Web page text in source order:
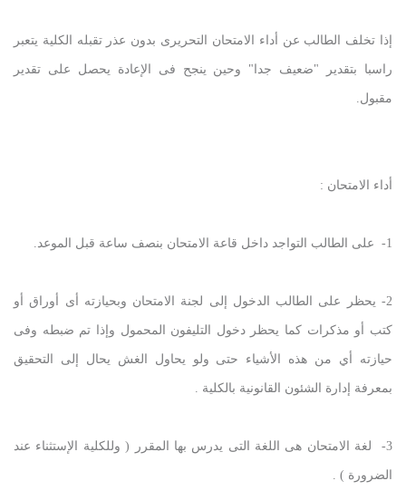
إذا تخلف الطالب عن أداء الامتحان التحريرى بدون عذر تقبله الكلية يتعبر
راسبا بتقدير "ضعيف جدا" وحين ينجح فى الإعادة يحصل على تقدير
مقبول.
أداء الامتحان :
1- على الطالب التواجد داخل قاعة الامتحان بنصف ساعة قبل الموعد.
2- يحظر على الطالب الدخول إلى لجنة الامتحان وبحيازته أى أوراق أو
كتب أو مذكرات كما يحظر دخول التليفون المحمول وإذا تم ضبطه وفى
حيازته أي من هذه الأشياء حتى ولو يحاول الغش يحال إلى التحقيق
بمعرفة إدارة الشئون القانونية بالكلية .
3- لغة الامتحان هى اللغة التى يدرس بها المقرر ( وللكلية الإستثناء عند
الضرورة ) .